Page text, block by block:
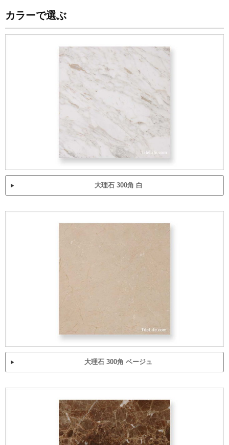
カラーで選ぶ
大理石 300角 白
大理石 300角 ベージュ